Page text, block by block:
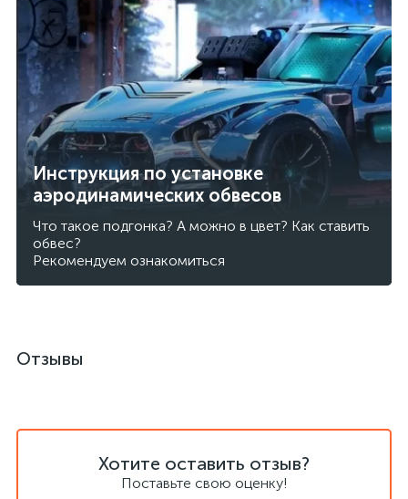
Инструкция по установке
аэродинамических обвесов
Что такое подгонка? А можно в цвет? Как ставить
обвес?
Рекомендуем ознакомиться
Отзывы
Хотите оставить отзыв?
Поставьте свою оценку!